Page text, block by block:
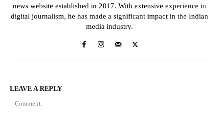
news website established in 2017. With extensive experience in
digital journalism, he has made a significant impact in the Indian
media industry.
LEAVE A REPLY